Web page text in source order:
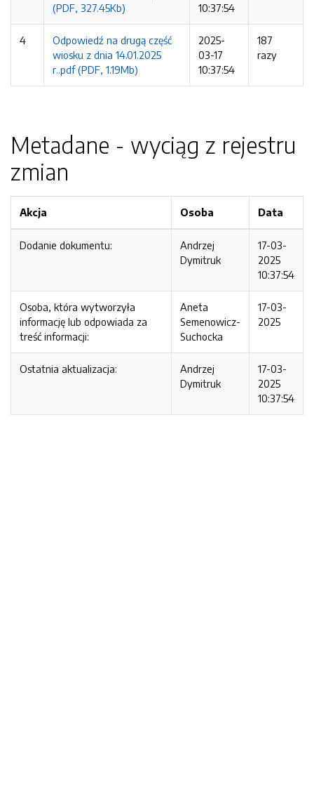
(PDF, 327.45Kb)
10:37:54
4
Odpowiedź na drugą część
wiosku z dnia 14.01.2025
r..pdf (PDF, 1.19Mb)
2025-
03-17
10:37:54
187
razy
Metadane - wyciąg z rejestru
zmian
Akcja Osoba Data
Dodanie dokumentu:
Andrzej
Dymitruk
17-03-
2025
10:37:54
Osoba, która wytworzyła
informację lub odpowiada za
treść informacji:
Aneta
Semenowicz-
Suchocka
17-03-
2025
Ostatnia aktualizacja:
Andrzej
Dymitruk
17-03-
2025
10:37:54